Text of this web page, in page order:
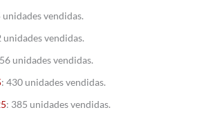
unidades vendidas.
unidades vendidas.
unidades vendidas.
: 430 unidades vendidas.
: 385 unidades vendidas.